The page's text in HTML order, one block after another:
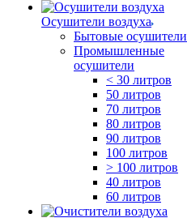
Осушители воздуха
Бытовые осушители
Промышленные
осушители
< 30 литров
50 литров
70 литров
80 литров
90 литров
100 литров
> 100 литров
40 литров
60 литров